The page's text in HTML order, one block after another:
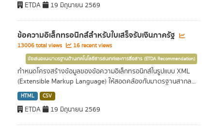
ETDA 19 มิถุนายน 2569
ข้อความอิเล็กทรอนิกส์สำหรับใบเสร็จรับเงินภาครัฐ
13006 total views 16 recent views
ข้อเสนอแนะมาตรฐานด้านเทคโนโลยีสารสนเทศและการสื่อสาร (ETDA Recommendation)
กำหนดโครงสร้างข้อมูลของข้อความอิเล็กทรอนิกส์ในรูปแบบ XML
(Extensible Markup Language) ให้สอดคล้องกับมาตรฐานสากล...
HTML CSV
ETDA 19 มิถุนายน 2569